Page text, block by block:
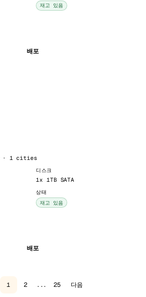
재고 있음
배포
· 1 cities
1x 1TB SATA
재고 있음
배포
1 2 ... 25 다음